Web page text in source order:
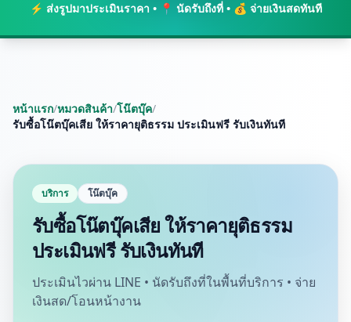
⚡ ส่งรูปมาประเมินราคา • 📍 นัดรับถึงที่ • 💰 จ่ายเงินสดทันที
หน้าแรก/หมวดสินค้า/โน๊ตบุ๊ค/
รับซื้อโน๊ตบุ๊คเสีย ให้ราคายุติธรรม ประเมินฟรี รับเงินทันที
บริการ โน๊ตบุ๊ค
รับซื้อโน๊ตบุ๊คเสีย ให้ราคายุติธรรม
ประเมินฟรี รับเงินทันที
ประเมินไวผ่าน LINE • นัดรับถึงที่ในพื้นที่บริการ • จ่าย
เงินสด/โอนหน้างาน